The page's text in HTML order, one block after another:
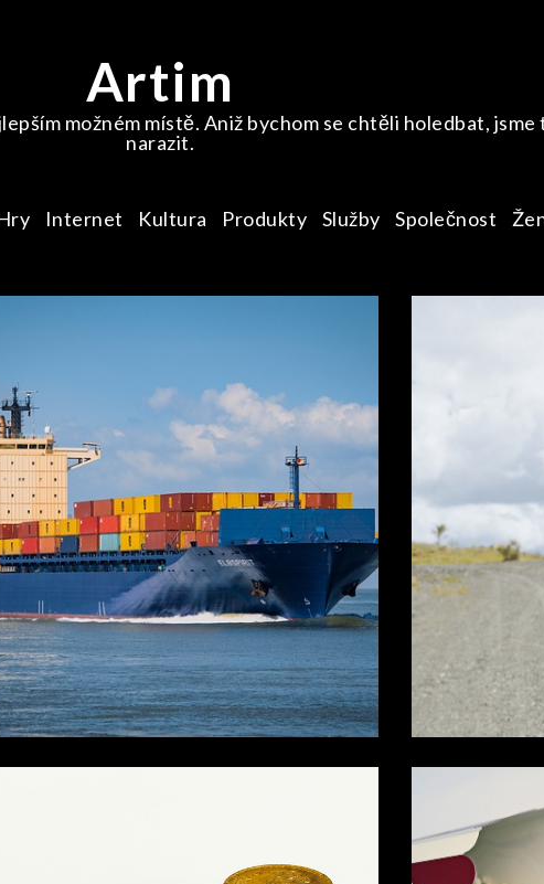
Artim
možném místě. Aniž bychom se chtěli holedbat,
narazit.
Internet Kultura Produkty Služby Společnost
SLUŽBY
Nedělejte si starosti s
nábytku při
rekonstrukci domu